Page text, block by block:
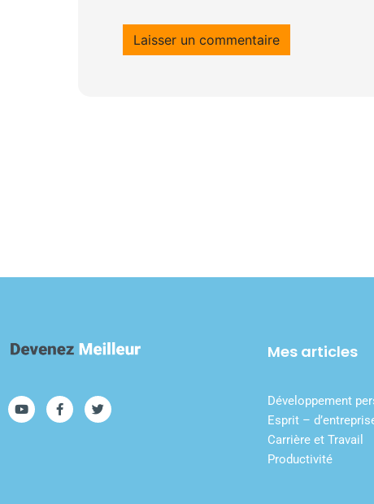
Mes articles
Développement
Esprit –
Carrière et Travail
Productivité